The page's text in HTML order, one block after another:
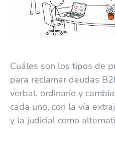
Cuáles son los tipos de
para reclamar deudas
verbal, ordinario y
cada uno, con la vía
y la judicial como